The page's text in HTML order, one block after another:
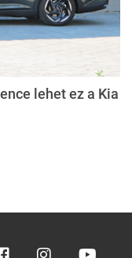
lehet ez a Kia